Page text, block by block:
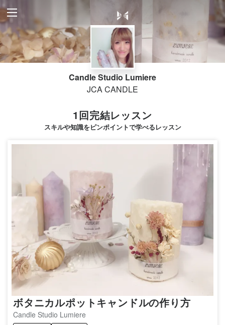
Candle Studio Lumiere
JCA CANDLE
1回完結レッスン
スキルや知識をピンポイントで学べるレッスン
ボタニカルポットキャンドルの作り方
Candle Studio Lumiere